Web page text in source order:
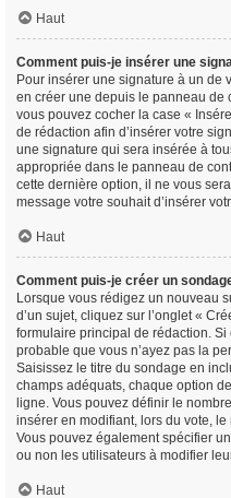
Haut
Comment puis-je insérer une
Pour insérer une signature à un de
en créer une depuis le panneau de
vous pouvez cocher la case «
de rédaction afin d’insérer votre
une signature qui sera insérée à
appropriée dans le panneau de
cette dernière option, il ne vous
message votre souhait d’insérer
Haut
Comment puis-je créer un
Lorsque vous rédigez un nouveau
d’un sujet, cliquez sur l’onglet «
formulaire principal de rédaction. Si
probable que vous n’ayez pas la
Saisissez le titre du sondage en
champs adéquats, chaque option
ligne. Vous pouvez définir le
insérer en modifiant, lors du vote,
Vous pouvez également spécifier
ou non les utilisateurs à modifier
Haut